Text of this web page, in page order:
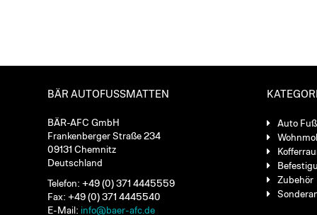
BÄR AUTOFUSSMATTEN
BÄR-AFC GmbH
Frankenberger Straße 234
09131 Chemnitz
Deutschland
Telefon: +49 (0) 371 4445559
Fax: +49 (0) 371 4445540
E-Mail: info@baer-afc.de
Auto
Zubehör